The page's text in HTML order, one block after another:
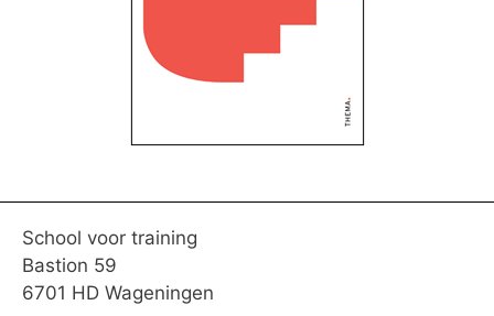
School voor training
Bastion 59
6701 HD Wageningen